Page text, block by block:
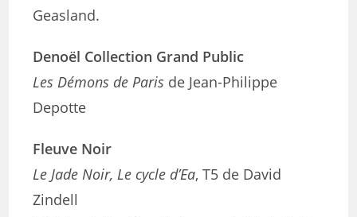
Geasland.
Denoël Collection Grand Public
Les Démons de Paris de Jean-Philippe
Depotte
Fleuve Noir
Le Jade Noir, Le cycle d’Ea, T5 de David
Zindell